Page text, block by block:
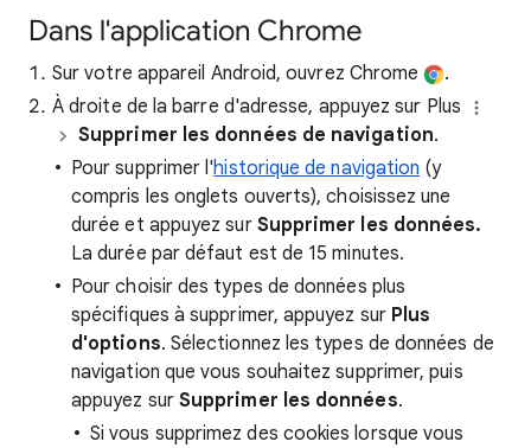
Dans l'application Chrome
Sur votre appareil Android, ouvrez Chrome
.
À droite de la barre d'adresse, appuyez sur Plus
Supprimer les données de navigation.
Pour supprimer l'historique de navigation (y
compris les onglets ouverts), choisissez une
durée et appuyez sur Supprimer les données.
La durée par défaut est de 15 minutes.
Pour choisir des types de données plus
spécifiques à supprimer, appuyez sur Plus
d'options. Sélectionnez les types de données de
navigation que vous souhaitez supprimer, puis
appuyez sur Supprimer les données.
Si vous supprimez des cookies lorsque vous